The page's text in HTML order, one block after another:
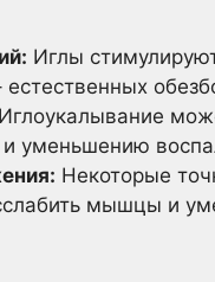
Иглы
Иглоукалывание
уменьшению
Некоторые
мышцы и